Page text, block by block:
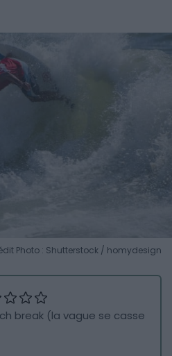
Photo : Shutterstock / homydesign
break (la vague se casse